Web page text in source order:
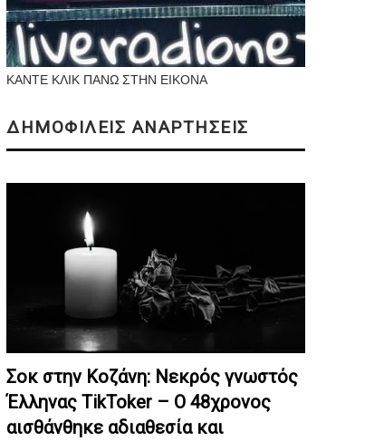
ΚΑΝΤΕ ΚΛΙΚ ΠΑΝΩ ΣΤΗΝ ΕΙΚΟΝΑ
ΔΗΜΟΦΙΛΕΙΣ ΑΝΑΡΤΗΣΕΙΣ
Σοκ στην Κοζάνη: Nεκρός γνωστός
Έλληνας TikToker – Ο 48χρονος
αισθάνθηκε αδιαθεσία και